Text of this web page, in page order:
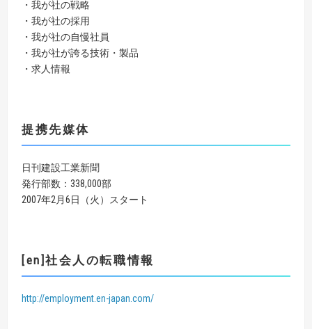
・我が社の戦略
・我が社の採用
・我が社の自慢社員
・我が社が誇る技術・製品
・求人情報
提携先媒体
日刊建設工業新聞
発行部数：338,000部
2007年2月6日（火）スタート
[en]社会人の転職情報
http://employment.en-japan.com/